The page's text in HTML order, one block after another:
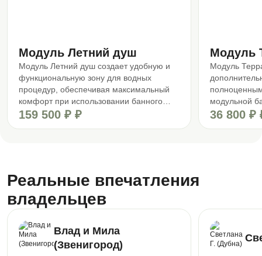
Модуль Летний душ
Модуль Летний душ создает удобную и
функциональную зону для водных
процедур, обеспечивая максимальный
комфорт при использовании банного
комплекса. Такое решение позволяет
159 500 ₽ ₽
Модуль
Модуль
модульной
Расширение
36 800 ₽
Реальные впечатления
владельцев
Влад и Мила
(Звенигород)